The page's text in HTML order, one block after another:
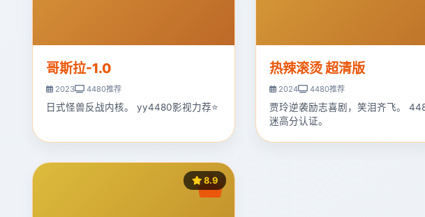
哥斯拉-1.0
2023 4480推荐
日式怪兽反战内核。 yy4480影视力荐⭐
热辣滚烫 超清版
2024 4480推荐
贾玲逆袭励志喜剧，笑泪齐飞。
迷高分认证。
8.9